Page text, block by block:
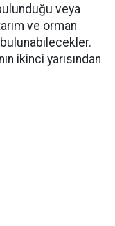
veya
ve orman
ikinci yarısından